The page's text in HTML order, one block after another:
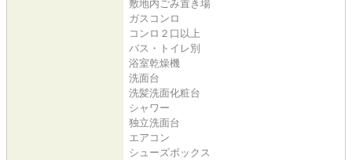
敷地内ごみ置き場
ガスコンロ
コンロ２口以上
バス・トイレ別
浴室乾燥機
洗面台
洗髪洗面化粧台
シャワー
独立洗面台
エアコン
シューズボックス